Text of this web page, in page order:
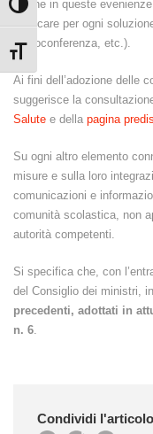
Attiva/disattiva alto
Attiva/disattiva
Anche in queste
applicare per ogni
videoconferenza, etc.).
Ai fini dell’adozione delle
suggerisce la
Salute e della pagina
Su ogni altro elemento
misure e sulla loro
comunicazioni e
comunità scolastica, non
autorità competenti.
Si specifica che, con
del Consiglio dei ministri,
precedenti, adottati in
n. 6
Condividi